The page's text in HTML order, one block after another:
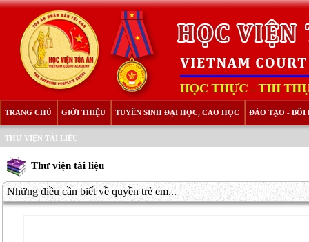
TRANG CHỦ GIỚI THIỆU TUYỂN SINH ĐẠI HỌC, CAO HỌC ĐÀO TẠO - BỒI
THƯ VIỆN TÀI LIỆU
Thư viện tài liệu
Những điều cần biết về quyền trẻ em...